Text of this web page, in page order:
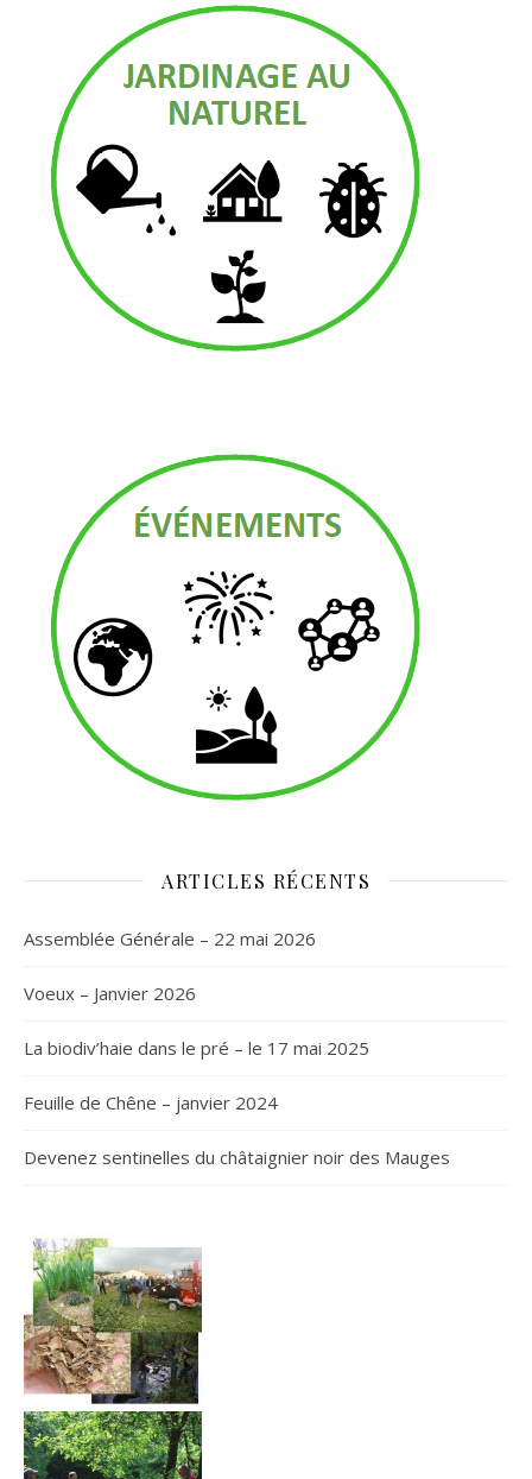
ARTICLES RÉCENTS
Assemblée Générale – 22 mai 2026
Voeux – Janvier 2026
La biodiv’haie dans le pré – le 17 mai 2025
Feuille de Chêne – janvier 2024
Devenez sentinelles du châtaignier noir des Mauges